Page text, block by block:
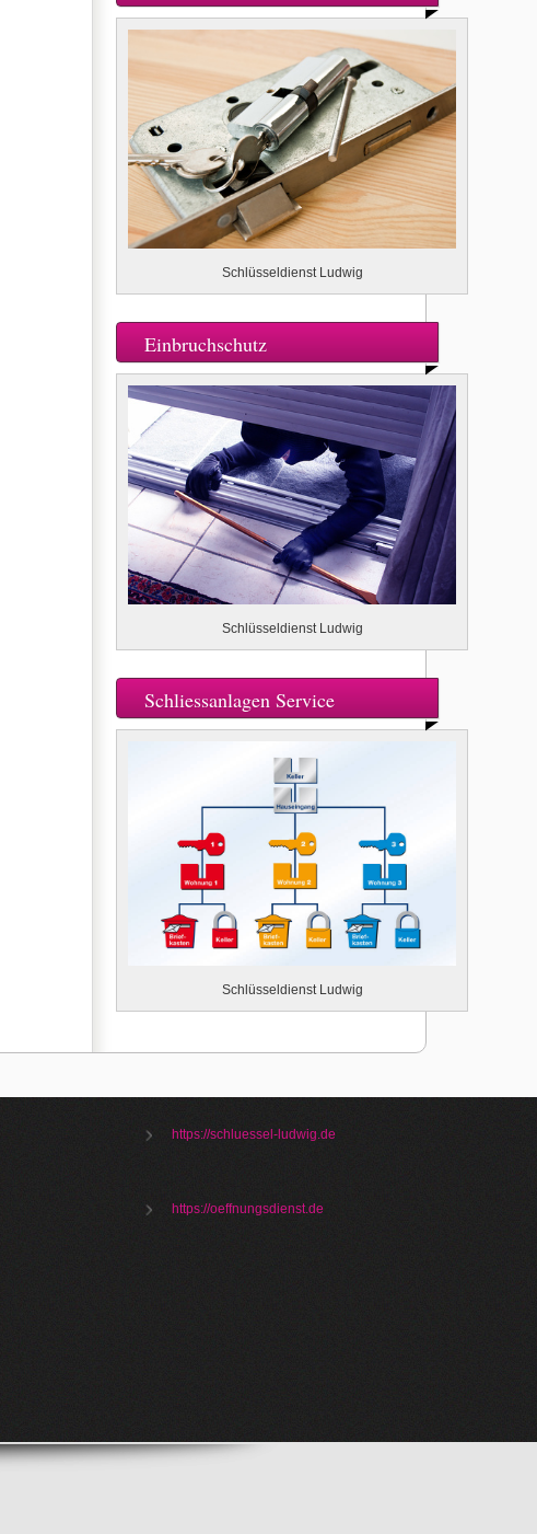
Schlüsseldienst Ludwig
Einbruchschutz
Schlüsseldienst Ludwig
Schliessanlagen Service
Schlüsseldienst Ludwig
https://schluessel-ludwig.de
https://oeffnungsdienst.de